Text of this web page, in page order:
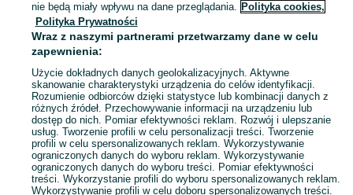
Mapa kategorii
Mapa miejscowości
Mapa ministron
Popularne wyszukiwania
nie będą miały wpływu na dane przeglądania. Polityka cookies,
Polityka Prywatności
Wraz z naszymi partnerami przetwarzamy dane w celu
zapewnienia:
Użycie dokładnych danych geolokalizacyjnych. Aktywne
skanowanie charakterystyki urządzenia do celów identyfikacji.
Rozumienie odbiorców dzięki statystyce lub kombinacji danych z
różnych źródeł. Przechowywanie informacji na urządzeniu lub
dostęp do nich. Pomiar efektywności reklam. Rozwój i ulepszanie
usług. Tworzenie profili w celu personalizacji treści. Tworzenie
profili w celu spersonalizowanych reklam. Wykorzystywanie
ograniczonych danych do wyboru reklam. Wykorzystywanie
ograniczonych danych do wyboru treści. Pomiar efektywności
treści. Wykorzystanie profili do wyboru spersonalizowanych reklam.
Wykorzystywanie profili w celu doboru spersonalizowanych treści.